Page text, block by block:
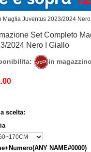
Maglia Juventus 2023/2024
Set Completo
2024 Nero I Giallo
in magazzino
scelta:
NAME#0000)